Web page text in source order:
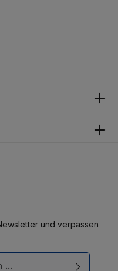
und verpassen